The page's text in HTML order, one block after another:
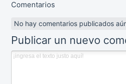
Comentarios
No hay comentarios publicados
Publicar un nuevo